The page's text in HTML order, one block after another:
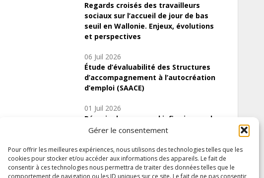
Gérer le consentement
Pour offrir les meilleures expériences, nous utilisons des technologies telles que les
cookies pour stocker et/ou accéder aux informations des appareils. Le fait de
consentir à ces technologies nous permettra de traiter des données telles que le
comportement de navigation ou les ID uniques sur ce site. Le fait de ne pas consentir
Regards croisés des travailleurs
sociaux sur l’accueil de jour de bas
seuil en Wallonie. Enjeux, évolutions
et perspectives
06 Juil 2026
Étude d’évaluabilité des Structures
d’accompagnement à l’autocréation
d’emploi (SAACE)
01 Juil 2026
Pénurie du personnel infirmier :quels
indicateurs d’offre de soins pour